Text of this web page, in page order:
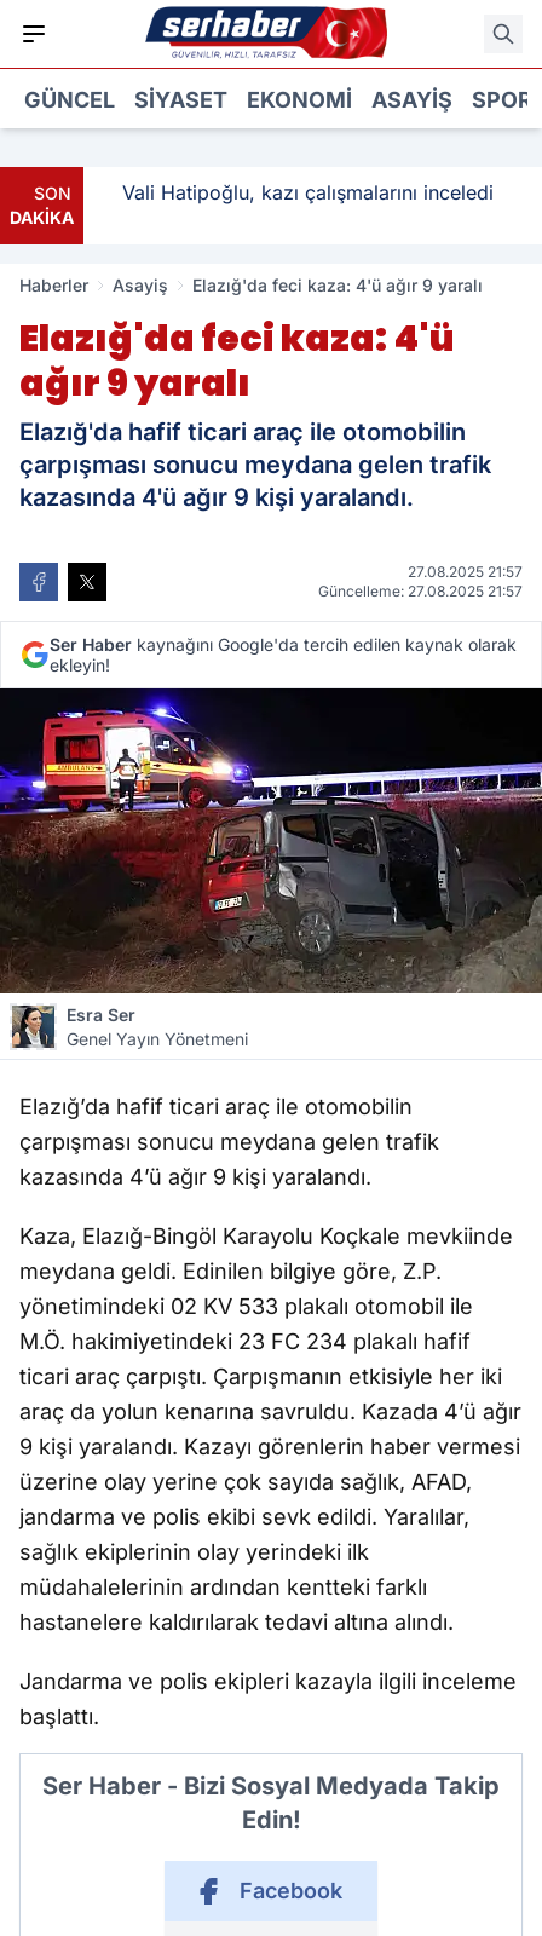
GÜNCEL SIYASET EKONOMI ASAYIŞ SPOR
SON
DAKİKA
Vali Hatipoğlu, kazı çalışmalarını inceledi
Haberler Asayiş Elazığ'da feci kaza: 4'ü ağır 9 yaralı
Elazığ'da feci kaza: 4'ü
ağır 9 yaralı
Elazığ'da hafif ticari araç ile otomobilin
çarpışması sonucu meydana gelen trafik
kazasında 4'ü ağır 9 kişi yaralandı.
27.08.2025 21:57
Güncelleme: 27.08.2025 21:57
Ser Haber kaynağını Google'da tercih edilen kaynak olarak
ekleyin!
Esra Ser
Genel Yayın Yönetmeni
Elazığ’da hafif ticari araç ile otomobilin
çarpışması sonucu meydana gelen trafik
kazasında 4’ü ağır 9 kişi yaralandı.
Kaza, Elazığ-Bingöl Karayolu Koçkale mevkiinde
meydana geldi. Edinilen bilgiye göre, Z.P.
yönetimindeki 02 KV 533 plakalı otomobil ile
M.Ö. hakimiyetindeki 23 FC 234 plakalı hafif
ticari araç çarpıştı. Çarpışmanın etkisiyle her iki
araç da yolun kenarına savruldu. Kazada 4’ü ağır
9 kişi yaralandı. Kazayı görenlerin haber vermesi
üzerine olay yerine çok sayıda sağlık, AFAD,
jandarma ve polis ekibi sevk edildi. Yaralılar,
sağlık ekiplerinin olay yerindeki ilk
müdahalelerinin ardından kentteki farklı
hastanelere kaldırılarak tedavi altına alındı.
Jandarma ve polis ekipleri kazayla ilgili inceleme
başlattı.
Ser Haber - Bizi Sosyal Medyada Takip
Edin!
Facebook